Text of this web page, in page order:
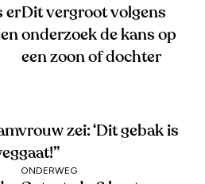
erDit vergroot volgens
onderzoek de kans op
een zoon of dochter
zei: ‘Dit gebak is
ONDERWEG